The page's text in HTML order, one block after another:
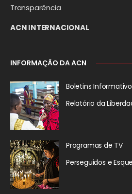
Transparência
ACN INTERNACIONAL
INFORMAÇÃO DA ACN
Boletins
Relatório da
Programas de TV
Perseguidos e